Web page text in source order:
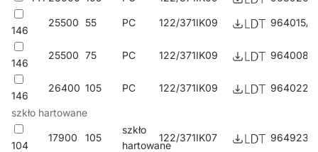
magazynach i centrach logistycznych.
Pozostałe produkty
146
25500 55 PC 122/371IK09 964015/F
146
25500 75 PC 122/371IK09 964008/F
146
26400 105 PC 122/371IK09 964022/F
szkło hartowane
104
17900 105
szkło
hartowane
122/371IK07 964923/F